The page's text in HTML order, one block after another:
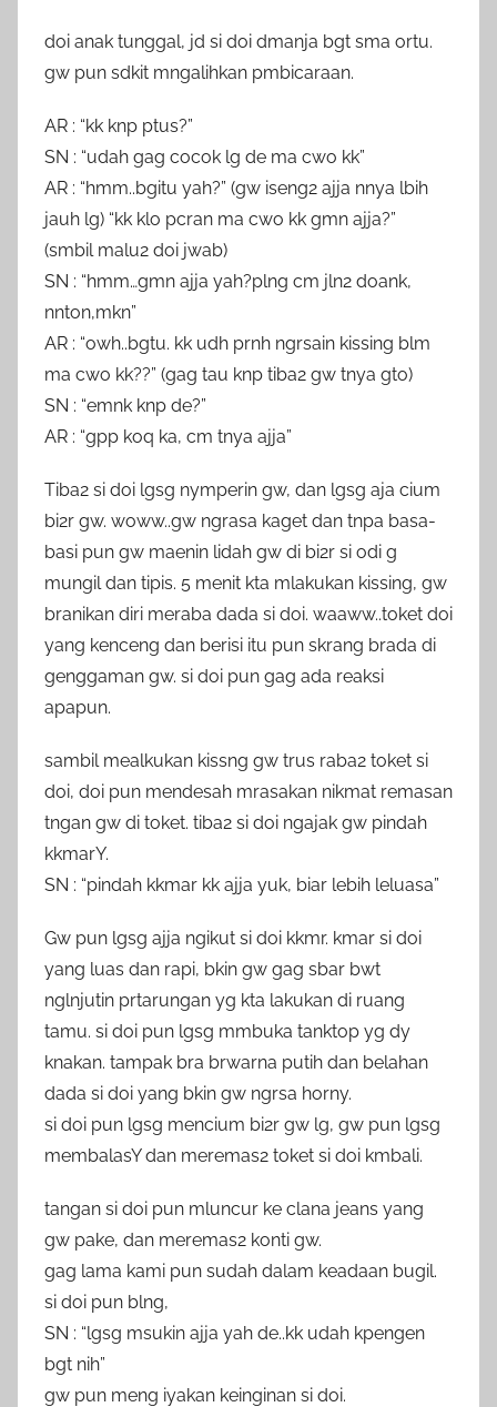
doi anak tunggal, jd si doi dmanja bgt sma ortu.
gw pun sdkit mngalihkan pmbicaraan.
AR : “kk knp ptus?”
SN : “udah gag cocok lg de ma cwo kk”
AR : “hmm..bgitu yah?” (gw iseng2 ajja nnya lbih
jauh lg) “kk klo pcran ma cwo kk gmn ajja?”
(smbil malu2 doi jwab)
SN : “hmm…gmn ajja yah?plng cm jln2 doank,
nnton,mkn”
AR : “owh..bgtu. kk udh prnh ngrsain kissing blm
ma cwo kk??” (gag tau knp tiba2 gw tnya gto)
SN : “emnk knp de?”
AR : “gpp koq ka, cm tnya ajja”
Tiba2 si doi lgsg nymperin gw, dan lgsg aja cium
bi2r gw. woww..gw ngrasa kaget dan tnpa basa-
basi pun gw maenin lidah gw di bi2r si odi g
mungil dan tipis. 5 menit kta mlakukan kissing, gw
branikan diri meraba dada si doi. waaww..toket doi
yang kenceng dan berisi itu pun skrang brada di
genggaman gw. si doi pun gag ada reaksi
apapun.
sambil mealkukan kissng gw trus raba2 toket si
doi, doi pun mendesah mrasakan nikmat remasan
tngan gw di toket. tiba2 si doi ngajak gw pindah
kkmarY.
SN : “pindah kkmar kk ajja yuk, biar lebih leluasa”
Gw pun lgsg ajja ngikut si doi kkmr. kmar si doi
yang luas dan rapi, bkin gw gag sbar bwt
nglnjutin prtarungan yg kta lakukan di ruang
tamu. si doi pun lgsg mmbuka tanktop yg dy
knakan. tampak bra brwarna putih dan belahan
dada si doi yang bkin gw ngrsa horny.
si doi pun lgsg mencium bi2r gw lg, gw pun lgsg
membalasY dan meremas2 toket si doi kmbali.
tangan si doi pun mluncur ke clana jeans yang
gw pake, dan meremas2 konti gw.
gag lama kami pun sudah dalam keadaan bugil.
si doi pun blng,
SN : “lgsg msukin ajja yah de..kk udah kpengen
bgt nih”
gw pun meng iyakan keinginan si doi.